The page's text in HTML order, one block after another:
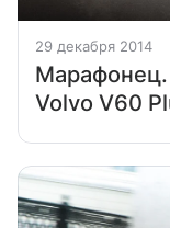
29 декабря 2014
Марафонец.
Volvo V60